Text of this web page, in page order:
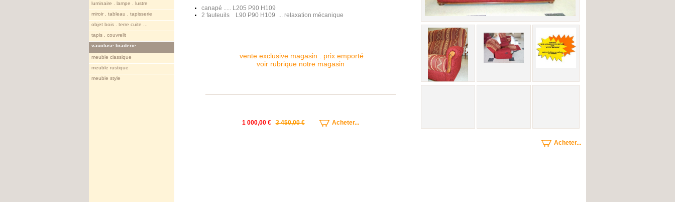
luminaire . lampe . lustre
miroir . tableau . tapisserie
objet bois . terre cuite ...
tapis . couvrelit
vaucluse braderie
meuble classique
meuble rustique
meuble style
canapé ..... L205 P90 H109
2 fauteuils L90 P90 H109 ... relaxation mécanique
vente exclusive magasin . prix emporté
voir rubrique notre magasin
1 000,00 € 3 450,00 € Acheter...
Acheter...